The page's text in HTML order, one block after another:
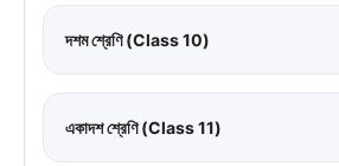
দশম শ্রেণি (Class 10)
একাদশ শ্রেণি (Class 11)